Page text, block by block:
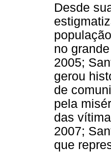
Desde
no
2005;
gerou
de
pela
das
2007;
que